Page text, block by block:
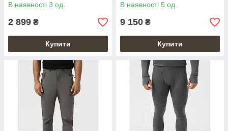
В наявності 3 од.
2 899 ₴
Купити
В наявності 5 од.
9 150 ₴
Купити